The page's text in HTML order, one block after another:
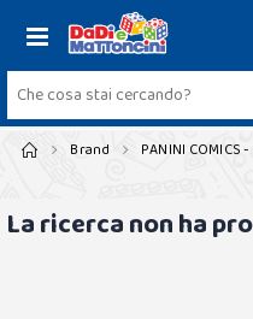
Brand PANINI COMICS -
La ricerca non ha